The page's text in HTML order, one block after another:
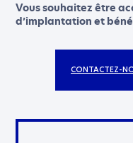
Vous souhaitez être
d’implantation et
CONTACTEZ-